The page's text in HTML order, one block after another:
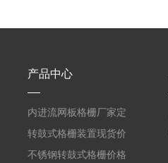
产品中心
内进流网板格栅厂家定
制
转鼓式格栅装置现货价
格
不锈钢转鼓式格栅价格